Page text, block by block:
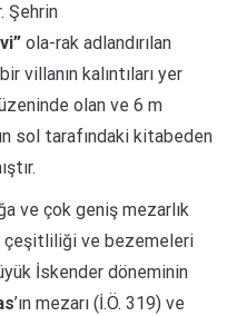
Şehrin
ola-rak adlandırılan
villanın kalıntıları yer
olan ve 6 m
sol tarafındaki kitabeden
ve çok geniş mezarlık
çeşitliliği ve bezemeleri
İskender döneminin
’ın mezarı (İ.Ö. 319) ve